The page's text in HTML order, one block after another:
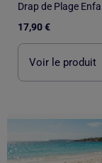
17,90 €
Voir le produit